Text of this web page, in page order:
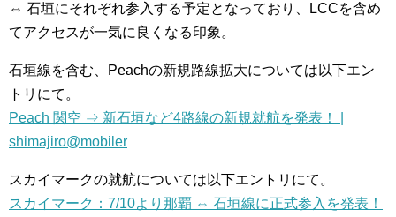
⇔ 石垣にそれぞれ参入する予定となっており、LCCを含め
てアクセスが一気に良くなる印象。
石垣線を含む、Peachの新規路線拡大については以下エン
トリにて。
Peach 関空 ⇒ 新石垣など4路線の新規就航を発表！ |
shimajiro@mobiler
スカイマークの就航については以下エントリにて。
スカイマーク：7/10より那覇 ⇔ 石垣線に正式参入を発表！